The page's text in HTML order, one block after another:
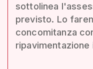
sottolinea
previsto. Lo
concomitanza
ripavimentazione